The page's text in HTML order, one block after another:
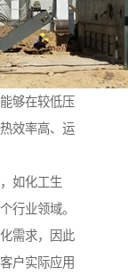
够在较低压
效率高、运
如化工生
行业领域。
需求，因此
户实际应用